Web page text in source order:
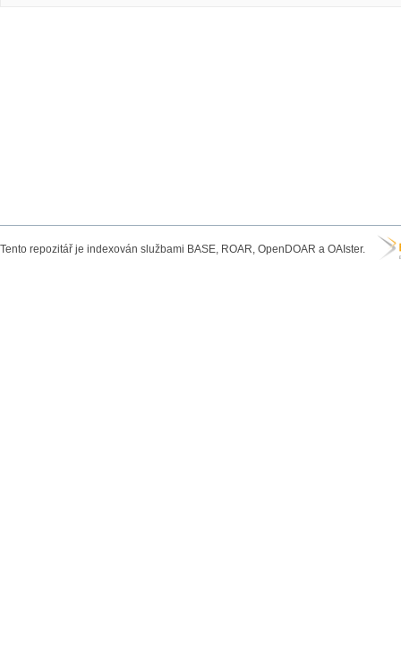
Tento repozitář je indexován službami BASE, ROAR, OpenDOAR a OAIster.